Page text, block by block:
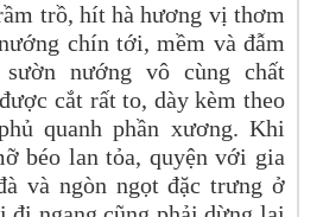
trồ, hít hà hương vị thơm
chín tới, mềm và đẫm
nướng vô cùng chất
cắt rất to, dày kèm theo
quanh phần xương. Khi
béo lan tỏa, quyện với gia
và ngòn ngọt đặc trưng ở